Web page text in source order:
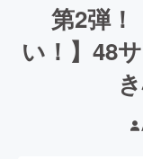
第2弾
い！】48